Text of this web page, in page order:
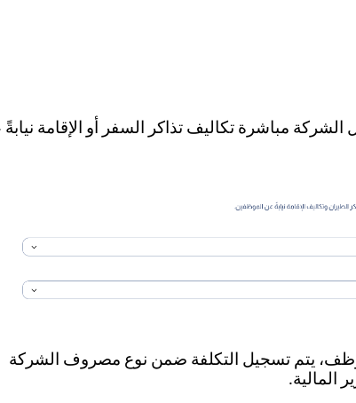
مباشرة تكاليف تذاكر السفر أو الإقامة
يتم تسجيل التكلفة ضمن نوع مصروف الشركة
المالية.